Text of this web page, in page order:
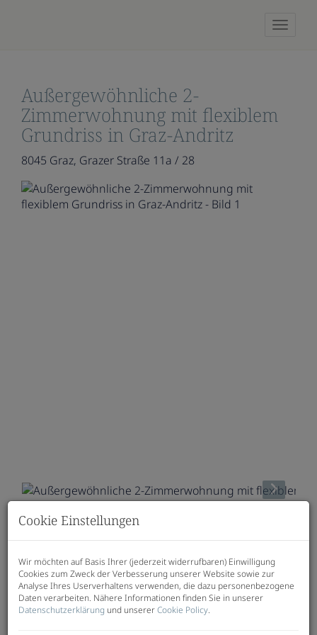
Außergewöhnliche 2-
Zimmerwohnung mit flexiblem
Grundriss in Graz-Andritz
8045 Graz, Grazer Straße 11a / 28
Beschreibung
Diese clever geplante 2-Zimmerwohnung überzeugt
Cookie Einstellungen
Wir möchten auf Basis Ihrer (jederzeit widerrufbaren) Einwilligung
Cookies zum Zweck der Verbesserung unserer Website sowie zur
Analyse Ihres Userverhaltens verwenden, die dazu personenbezogene
Daten verarbeiten. Nähere Informationen finden Sie in unserer
Datenschutzerklärung und unsererCookie Policy.